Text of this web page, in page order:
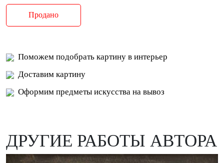
Продано
Поможем подобрать картину в интерьер
Доставим картину
Оформим предметы искусства на вывоз
ДРУГИЕ РАБОТЫ АВТОРА